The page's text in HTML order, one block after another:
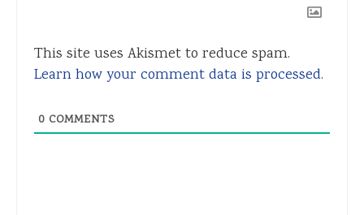
This site uses Akismet to reduce spam.
Learn how your comment data is processed.
0 COMMENTS